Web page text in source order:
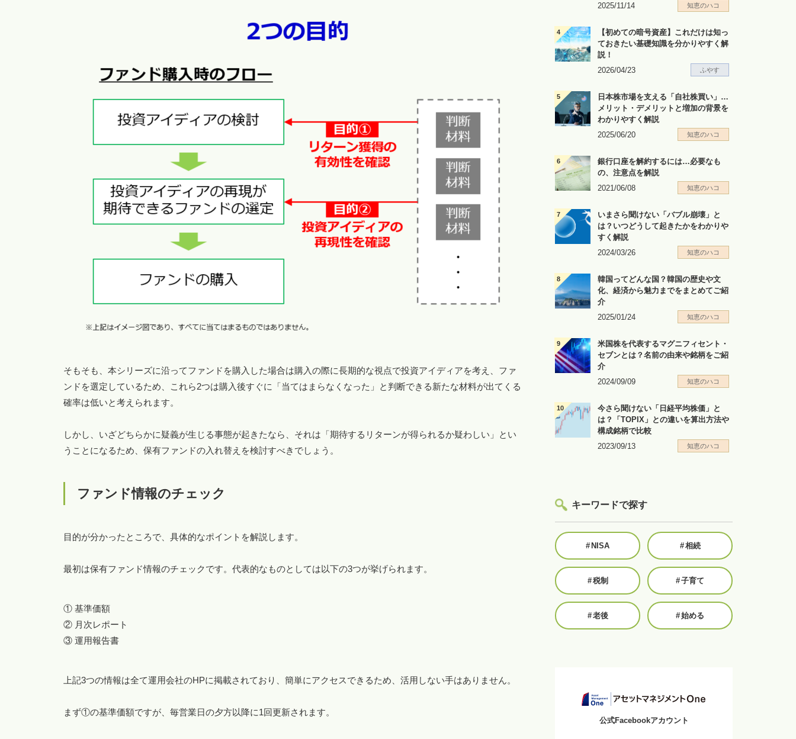
そもそも、本シリーズに沿ってファンドを購入した場合は購入の際に長期的な視点で投資アイディアを考え、ファ
ンドを選定しているため、これら2つは購入後すぐに「当てはまらなくなった」と判断できる新たな材料が出てくる
確率は低いと考えられます。
しかし、いざどちらかに疑義が生じる事態が起きたなら、それは「期待するリターンが得られるか疑わしい」とい
うことになるため、保有ファンドの入れ替えを検討すべきでしょう。
ファンド情報のチェック
目的が分かったところで、具体的なポイントを解説します。
最初は保有ファンド情報のチェックです。代表的なものとしては以下の3つが挙げられます。
① 基準価額
② 月次レポート
③ 運用報告書
上記3つの情報は全て運用会社のHPに掲載されており、簡単にアクセスできるため、活用しない手はありません。
まず①の基準価額ですが、毎営業日の夕方以降に1回更新されます。
2025/11/14
知恵のハコ
【初めての暗号資産】これだけは知っ
ておきたい基礎知識を分かりやすく解
説！
2026/04/23
ふやす
日本株市場を支える「自社株買い」…
メリット・デメリットと増加の背景を
わかりやすく解説
2025/06/20
知恵のハコ
銀行口座を解約するには…必要なも
の、注意点を解説
2021/06/08
知恵のハコ
いまさら聞けない「バブル崩壊」と
は？いつどうして起きたかをわかりや
すく解説
2024/03/26
知恵のハコ
韓国ってどんな国？韓国の歴史や文
化、経済から魅力までをまとめてご紹
介
2025/01/24
知恵のハコ
米国株を代表するマグニフィセント・
セブンとは？名前の由来や銘柄をご紹
介
2024/09/09
知恵のハコ
今さら聞けない「日経平均株価」と
は？「TOPIX」との違いを算出方法や
構成銘柄で比較
2023/09/13
知恵のハコ
キーワードで探す
# NISA #相続
#税制 #子育て
#老後 #始める
公式Facebookアカウント